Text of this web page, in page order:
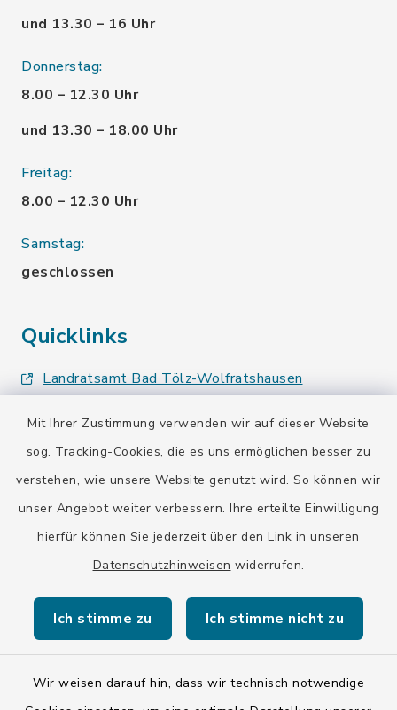
Mit Ihrer Zustimmung verwenden wir auf dieser Website
sog. Tracking-Cookies, die es uns ermöglichen besser zu
verstehen, wie unsere Website genutzt wird. So können wir
unser Angebot weiter verbessern. Ihre erteilte Einwilligung
hierfür können Sie jederzeit über den Link in unseren
Datenschutzhinweisen widerrufen.
Ich stimme zu Ich stimme nicht zu
Wir weisen darauf hin, dass wir technisch notwendige
und 13.30 – 16 Uhr
Donnerstag:
8.00 – 12.30 Uhr
und 13.30 – 18.00 Uhr
Freitag:
8.00 – 12.30 Uhr
Samstag:
geschlossen
Quicklinks
Landratsamt Bad Tölz-Wolfratshausen
Bayern-Fahrplan
BayernPortal
Barrierefreiheit
Datenschutz